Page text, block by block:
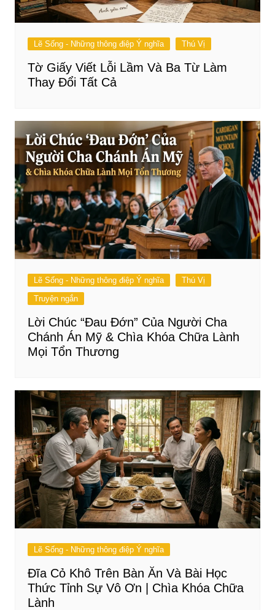
Lẽ Sống - Những thông điệp Ý nghĩa Thú Vị
Tờ Giấy Viết Lỗi Lầm Và Ba Từ Làm
Thay Đổi Tất Cả
Lẽ Sống - Những thông điệp Ý nghĩa
Thú Vị
Truyện ngắn
Lời Chúc “Đau Đớn” Của Người Cha
Chánh Án Mỹ & Chìa Khóa Chữa Lành
Mọi Tổn Thương
Lẽ Sống - Những thông điệp Ý nghĩa
Đĩa Cỏ Khô Trên Bàn Ăn Và Bài Học
Thức Tỉnh Sự Vô Ơn | Chìa Khóa Chữa
Lành